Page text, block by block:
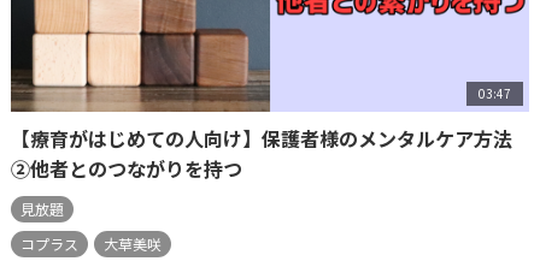
03:47
【療育がはじめての人向け】保護者様のメンタルケア方法
②他者とのつながりを持つ
見放題
コプラス
大草美咲